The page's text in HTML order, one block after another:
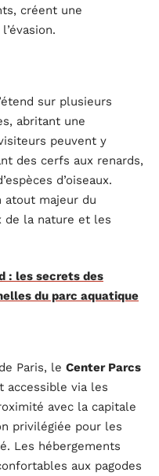
créent une
sur plusieurs
abritant une
peuvent y
des cerfs aux renards,
d’oiseaux.
atout majeur du
de la nature et les
: les secrets des
du parc aquatique
Paris, le Center Parcs
accessible via les
avec la capitale
privilégiée pour les
Les hébergements
aux pagodes